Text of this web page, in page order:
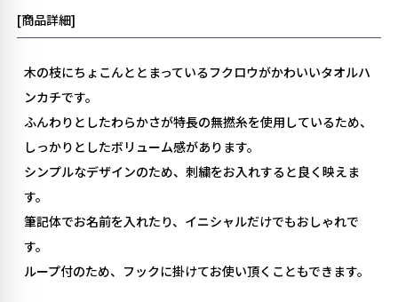
[商品詳細]
木の枝にちょこんととまっているフクロウがかわいいタオルハ
ンカチです。
ふんわりとしたわらかさが特長の無撚糸を使用しているため、
しっかりとしたボリューム感があります。
シンプルなデザインのため、刺繍をお入れすると良く映えま
す。
筆記体でお名前を入れたり、イニシャルだけでもおしゃれで
す。
ループ付のため、フックに掛けてお使い頂くこともできます。